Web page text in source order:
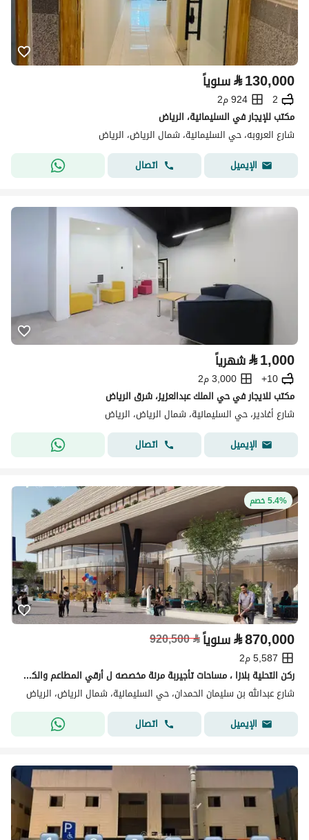
⃁130,000 سنوياً
2
924 م2
مكتب للإيجار في السليمانية، الرياض
شارع العروبه، حي السليمانية، شمال الرياض، الرياض
الإيميل
اتصال
⃁1,000 شهرياً
10+
3,000 م2
مكتب للايجار في حي الملك عبدالعزيز، شرق الرياض
شارع أغادير، حي السليمانية، شمال الرياض، الرياض
الإيميل
اتصال
5.4% خصم
⃁870,000 سنوياً⃁
920,500
5,587 م2
ركن التحلية بلازا ، مساحات تأجيربة مرنة مخصصه ل أرقي المطاعم والكوفيهات
شارع عبدالله بن سليمان الحمدان، حي السليمانية، شمال الرياض، الرياض
الإيميل
اتصال